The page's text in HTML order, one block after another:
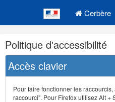
Cerbère
Navigation
et
outils
annexes
Politique d'accessibilité
Accès clavier
Pour faire fonctionner les
raccourci". Pour Firefox utilisez Alt +